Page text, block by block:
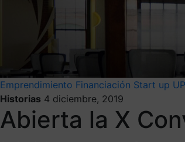
Emprendimiento Financiación Start up
Historias 4 diciembre, 2019
Abierta la X